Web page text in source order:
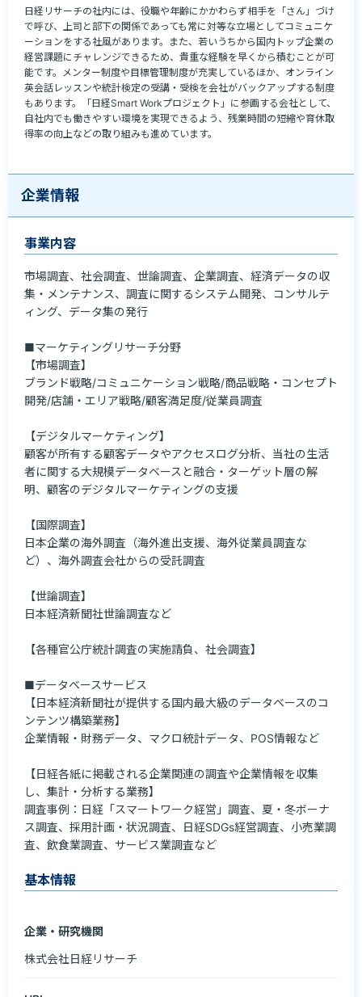
日経リサーチの社内には、役職や年齢にかかわらず相手を「さん」づけ
で呼び、上司と部下の関係であっても常に対等な立場としてコミュニケ
ーションをする社風があります。また、若いうちから国内トップ企業の
経営課題にチャレンジできるため、貴重な経験を早くから積むことが可
能です。メンター制度や目標管理制度が充実しているほか、オンライン
英会話レッスンや統計検定の受講・受検を会社がバックアップする制度
もあります。「日経Smart Workプロジェクト」に参画する会社として、
自社内でも働きやすい環境を実現できるよう、残業時間の短縮や育休取
得率の向上などの取り組みも進めています。
企業情報
事業内容
市場調査、社会調査、世論調査、企業調査、経済データの収
集・メンテナンス、調査に関するシステム開発、コンサルテ
ィング、データ集の発行
■マーケティングリサーチ分野
【市場調査】
ブランド戦略/コミュニケーション戦略/商品戦略・コンセプト
開発/店舗・エリア戦略/顧客満足度/従業員調査
【デジタルマーケティング】
顧客が所有する顧客データやアクセスログ分析、当社の生活
者に関する大規模データベースと融合・ターゲット層の解
明、顧客のデジタルマーケティングの支援
【国際調査】
日本企業の海外調査（海外進出支援、海外従業員調査な
ど）、海外調査会社からの受託調査
【世論調査】
日本経済新聞社世論調査など
【各種官公庁統計調査の実施請負、社会調査】
■データベースサービス
【日本経済新聞社が提供する国内最大級のデータベースのコ
ンテンツ構築業務】
企業情報・財務データ、マクロ統計データ、POS情報など
【日経各紙に掲載される企業関連の調査や企業情報を収集
し、集計・分析する業務】
調査事例：日経「スマートワーク経営」調査、夏・冬ボーナ
ス調査、採用計画・状況調査、日経SDGs経営調査、小売業調
査、飲食業調査、サービス業調査など
基本情報
企業・研究機関
株式会社日経リサーチ